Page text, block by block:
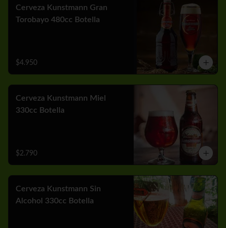
Cerveza Kunstmann Gran
Torobayo 480cc Botella
$4.950
Cerveza Kunstmann Miel
330cc Botella
$2.790
Cerveza Kunstmann Sin
Alcohol 330cc Botella